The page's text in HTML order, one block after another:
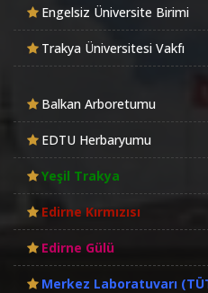
Engelsiz Üniversite Birimi
Trakya Üniversitesi Vakfı
Balkan Arboretumu
EDTU Herbaryumu
Yeşil Trakya
Edirne Kırmızısı
Edirne Gülü
Merkez Laboratuvarı